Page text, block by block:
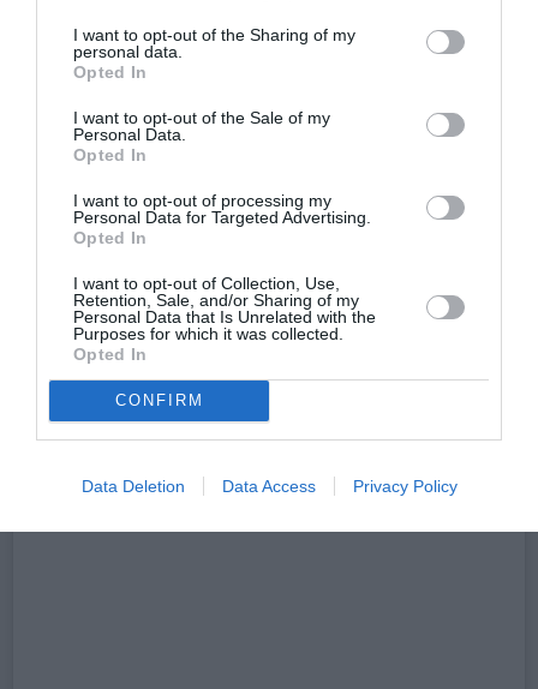
I want to opt-out of the Sharing of my
personal data.
Opted In
I want to opt-out of the Sale of my
Personal Data.
Opted In
I want to opt-out of processing my
Personal Data for Targeted Advertising.
Opted In
I want to opt-out of Collection, Use,
Retention, Sale, and/or Sharing of my
Personal Data that Is Unrelated with the
Purposes for which it was collected.
Opted In
CONFIRM
Data Deletion Data Access Privacy Policy
Αν δεν είσαι fan του spritz – αν και, εδώ που τα λέμε, θα
γίνεις – υπάρχει επιλεγμένη λίστα κρασιών από
Έλληνες παραγωγούς και διεθνείς ετικέτες, curated με
φροντίδα και γνώση. Κι επειδή κανένα ποτό δεν
έχει δικό του ρόλο στο τραπέζι: πλατό με αλλαντικά και
τυριά, μπρουσκέτες που αλλάζουν ανάλογα με την
σκηνικό είναι φτιαγμένο για να μείνεις λίγο παραπάνω
απ’ όσο είχες υπολογίσει και σίγουρα να ξανάρθεις.